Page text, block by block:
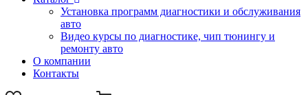
Установка программ диагностики и обслуживания
авто
Видео курсы по диагностике, чип тюнингу и
ремонту авто
О компании
Контакты